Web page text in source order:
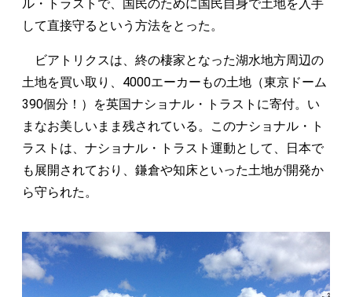
ル・トラストで、国民のために国民自身で土地を入手
して直接守るという方法をとった。
ビアトリクスは、終の棲家となった湖水地方周辺の
土地を買い取り、4000エーカーもの土地（東京ドーム
390個分！）を英国ナショナル・トラストに寄付。い
まなお美しいまま残されている。このナショナル・ト
ラストは、ナショナル・トラスト運動として、日本で
も展開されており、鎌倉や知床といった土地が開発か
ら守られた。